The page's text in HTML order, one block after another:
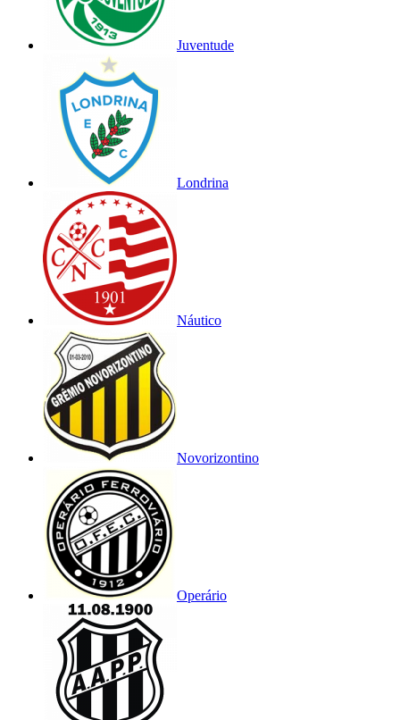
Juventude
Londrina
Náutico
Novorizontino
Operário